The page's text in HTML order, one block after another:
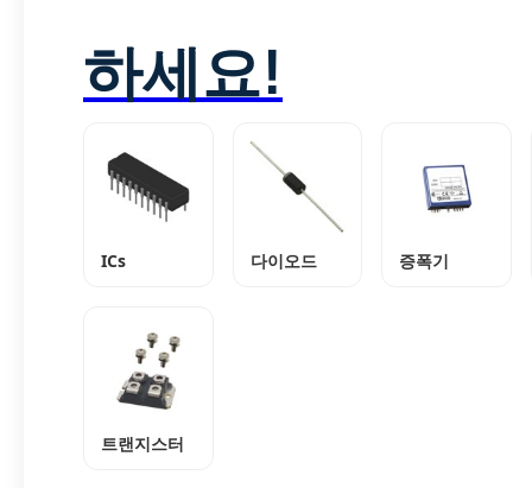
하세요!
ICs 다이오드 증폭기
트랜지스터